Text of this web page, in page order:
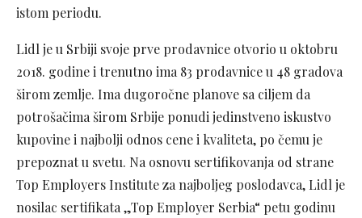
istom periodu.
Lidl je u Srbiji svoje prve prodavnice otvorio u oktobru
2018. godine i trenutno ima 83 prodavnice u 48 gradova
širom zemlje. Ima dugoročne planove sa ciljem da
potrošačima širom Srbije ponudi jedinstveno iskustvo
kupovine i najbolji odnos cene i kvaliteta, po čemu je
prepoznat u svetu. Na osnovu sertifikovanja od strane
Top Employers Institute za najboljeg poslodavca, Lidl je
nosilac sertifikata „Top Employer Serbia“ petu godinu